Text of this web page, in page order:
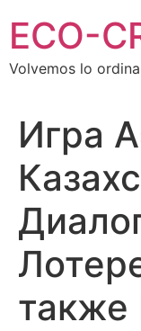
contenido
ECO-
Volvemos lo
Игра
также